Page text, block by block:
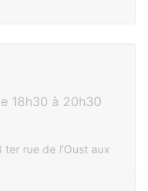
18h30 à 20h30
rue de l’Oust aux